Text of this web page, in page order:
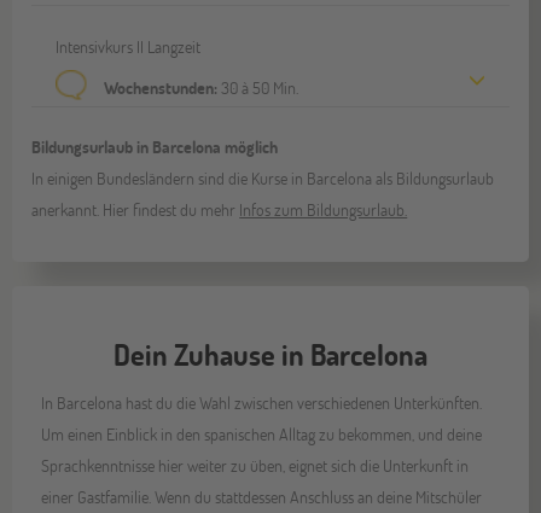
Intensivkurs II Langzeit
Wochenstunden: 30 à 50 Min.
Bildungsurlaub in Barcelona möglich
In einigen Bundesländern sind die Kurse in Barcelona als Bildungsurlaub
anerkannt. Hier findest du mehr Infos zum Bildungsurlaub.
Dein Zuhause in Barcelona
In Barcelona hast du die Wahl zwischen verschiedenen Unterkünften.
Um einen Einblick in den spanischen Alltag zu bekommen, und deine
Sprachkenntnisse hier weiter zu üben, eignet sich die Unterkunft in
einer Gastfamilie. Wenn du stattdessen Anschluss an deine Mitschüler